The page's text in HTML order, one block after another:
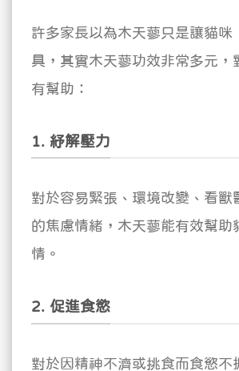
許多家長以為木天蓼只是讓貓咪
具，其實木天蓼功效非常多元，
有幫助：
1. 紓解壓力
對於容易緊張、環境改變、看獸
的焦慮情緒，木天蓼能有效幫助
情。
2. 促進食慾
對於因精神不濟或挑食而食慾不